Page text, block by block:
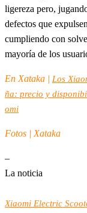
ligereza pero,
defectos que
cumpliendo con
mayoría de los
En Xataka | Los
ña: precio y
omi
Fotos | Xataka
–
La noticia
Xiaomi Electric